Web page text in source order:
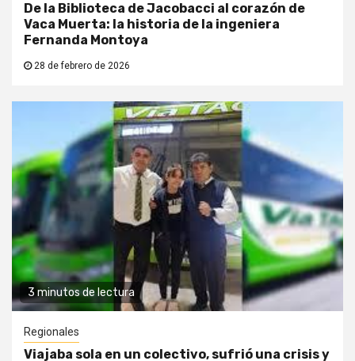
De la Biblioteca de Jacobacci al corazón de
Vaca Muerta: la historia de la ingeniera
Fernanda Montoya
28 de febrero de 2026
3 minutos de lectura
Regionales
Viajaba sola en un colectivo, sufrió una crisis y